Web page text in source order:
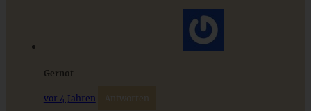
9 saisonale Rezepte im August – die besten Ideen mit Obst
ZUM BEITRAGGernot
vor 4 Jahren Antworten